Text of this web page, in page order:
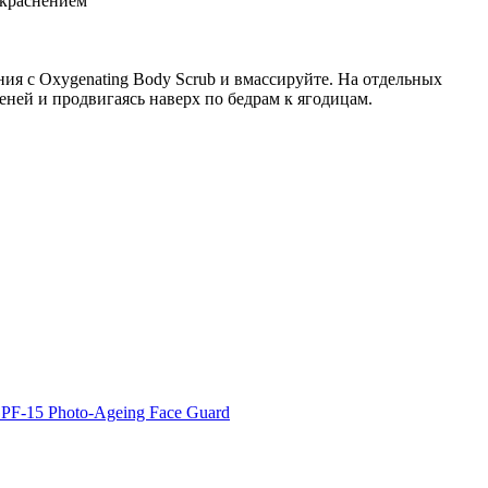
с Oxygenating Body Scrub и вмассируйте. На отдельных
и продвигаясь наверх по бедрам к ягодицам.
от руб.
от 12000 руб.
от 12000 руб.
от 12000 руб.
15 Photo-Ageing Face Guard